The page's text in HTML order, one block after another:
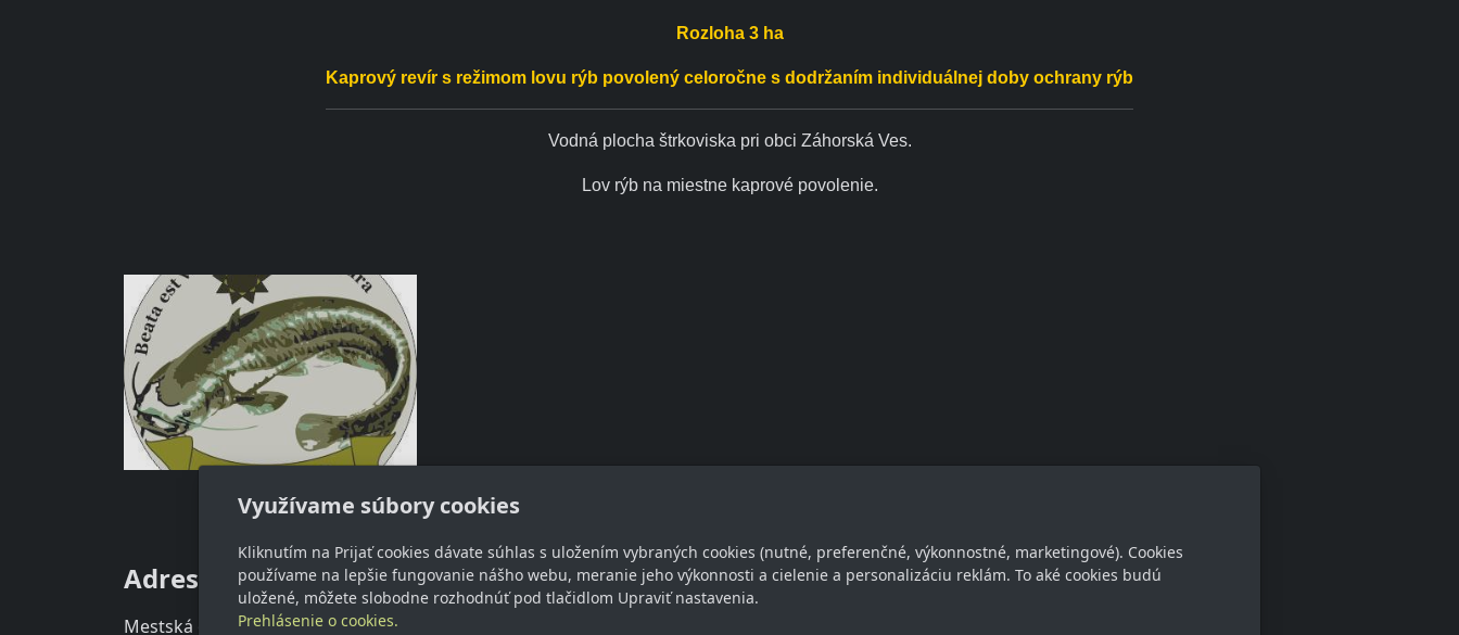
Rozloha 3 ha
Kaprový revír s režimom lovu rýb povolený celoročne s dodržaním individuálnej doby ochrany rýb
Vodná plocha štrkoviska pri obci Záhorská Ves.
Lov rýb na miestne kaprové povolenie.
Adresa
Mestská organizácia Slovenského
Kontakt Sledujte nás
Využívame súbory cookies
Kliknutím na Prijať cookies dávate súhlas s uložením vybraných cookies (nutné, preferenčné, výkonnostné, marketingové). Cookies
používame na lepšie fungovanie nášho webu, meranie jeho výkonnosti a cielenie a personalizáciu reklám. To aké cookies budú
uložené, môžete slobodne rozhodnúť pod tlačidlom Upraviť nastavenia.
Prehlásenie o cookies.